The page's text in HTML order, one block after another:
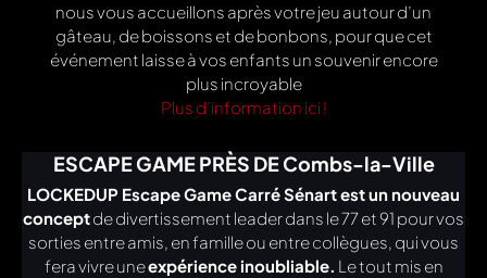
nous vous accueillons après votre jeu autour d’un
gâteau, de boissons et de bonbons, pour que cet
événement laisse à vos enfants un souvenir encore
plus incroyable
Plus d’information ici !
ESCAPE GAME PRÈS DE Combs-la-Ville
LOCKEDUP Escape Game Carré Sénart est un nouveau
conceptde divertissement leader dans le 77 et 91 pour vos
sorties entre amis, en famille ou entre collègues, qui vous
fera vivre uneexpérience inoubliable. Le tout mis en